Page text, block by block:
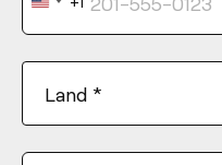
United
States
Land *